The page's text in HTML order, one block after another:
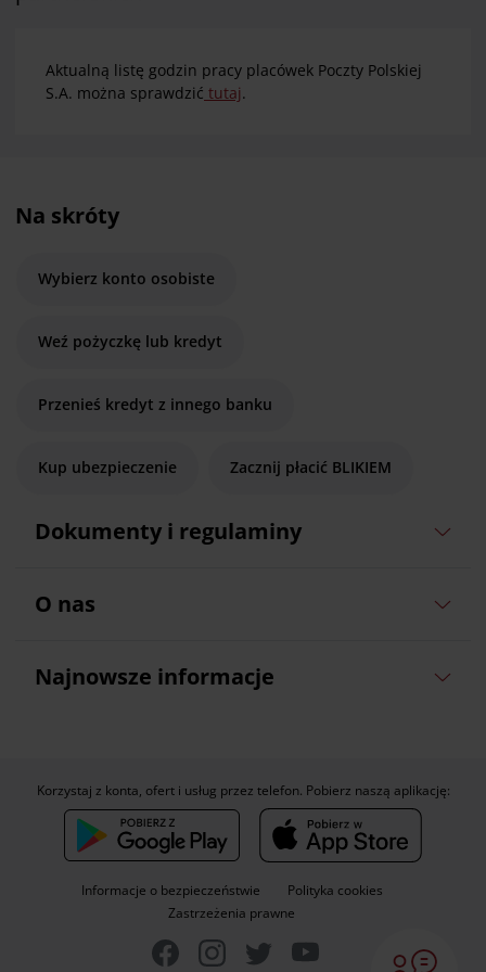
Aktualną listę godzin pracy placówek Poczty Polskiej
S.A. można sprawdzić tutaj.
Na skróty
Wybierz konto osobiste
Weź pożyczkę lub kredyt
Przenieś kredyt z innego banku
Kup ubezpieczenie Zacznij płacić BLIKIEM
Dokumenty i regulaminy
O nas
Najnowsze informacje
Informacje o bezpieczeństwie
Polityka cookies
Zastrzeżenia prawne
Korzystaj z konta, ofert i usług przez telefon. Pobierz naszą aplikację: